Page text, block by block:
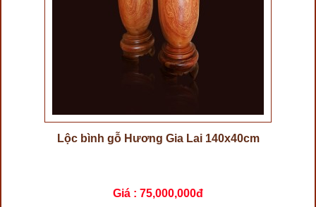
Lộc bình gỗ Hương Gia Lai 140x40cm
Giá : 75,000,000đ